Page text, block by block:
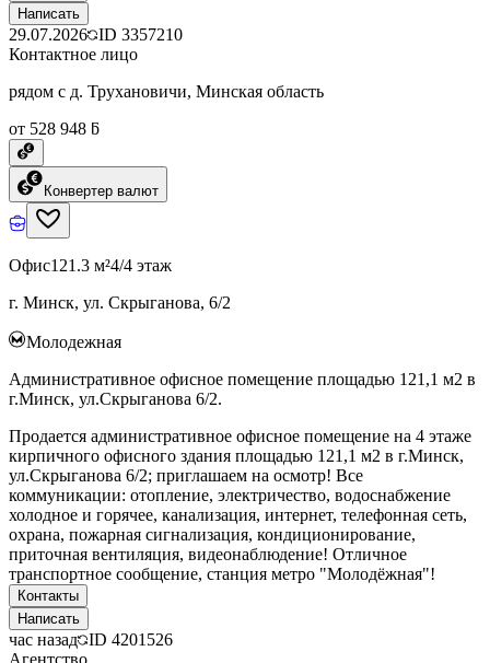
Написать
29.07.2026 ID 3357210
Контактное лицо
рядом с д. Трухановичи, Минская область
от 528 948 ƃ
Конвертер валют
Офис121.3 м²4/4 этаж
г. Минск, ул. Скрыганова, 6/2
Молодежная
Административное офисное помещение площадью 121,1 м2 в
г.Минск, ул.Скрыганова 6/2.
Продается административное офисное помещение на 4 этаже
кирпичного офисного здания площадью 121,1 м2 в г.Минск,
ул.Скрыганова 6/2; приглашаем на осмотр! Все
коммуникации: отопление, электричество, водоснабжение
холодное и горячее, канализация, интернет, телефонная сеть,
охрана, пожарная сигнализация, кондиционирование,
приточная вентиляция, видеонаблюдение! Отличное
транспортное сообщение, станция метро "Молодёжная"!
Контакты
Написать
час назад ID 4201526
Агентство